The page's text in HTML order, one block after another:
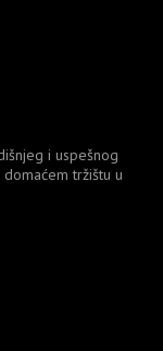
i uspešnog
tržištu u